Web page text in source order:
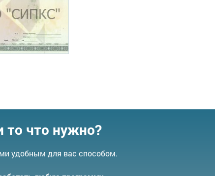
то что нужно?
удобным для вас способом.